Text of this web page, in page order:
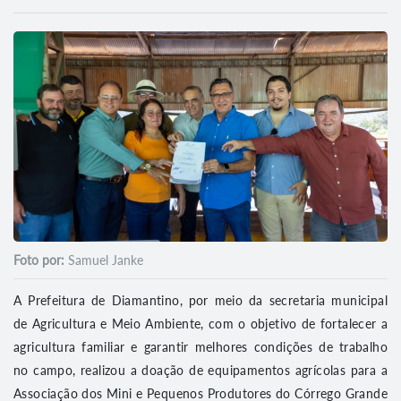
Foto por: Samuel Janke
A Prefeitura de Diamantino, por meio da secretaria municipal
de Agricultura e Meio Ambiente, com o objetivo de fortalecer a
agricultura familiar e garantir melhores condições de trabalho
no campo, realizou a doação de equipamentos agrícolas para a
Associação dos Mini e Pequenos Produtores do Córrego Grande